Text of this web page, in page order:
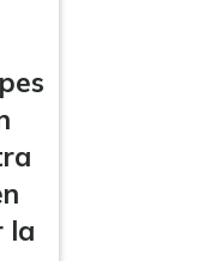
la